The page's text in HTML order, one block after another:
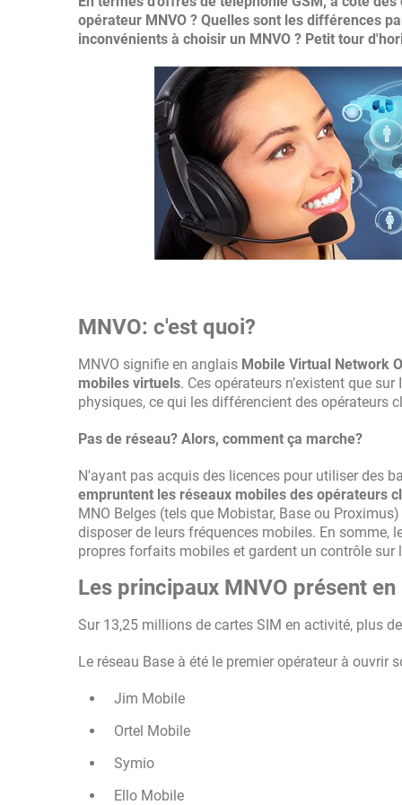
opérateur MNVO ? Quelles sont les différences
inconvénients à choisir un MNVO ? Petit tour
MNVO: c'est quoi?
MNVO signifie en anglais Mobile Virtual Network
mobiles virtuels. Ces opérateurs n’existent que
physiques, ce qui les différencient des opérateurs
Pas de réseau? Alors, comment ça marche?
N'ayant pas acquis des licences pour utiliser des
empruntent les réseaux mobiles des opérateurs
MNO Belges (tels que Mobistar, Base ou
disposer de leurs fréquences mobiles. En
propres forfaits mobiles et gardent un contrôle
Les principaux MNVO présent
Sur 13,25 millions de cartes SIM en activité, plus
Le réseau Base à été le premier opérateur à ouvrir
Jim Mobile
Ortel Mobile
Symio
Ello Mobile